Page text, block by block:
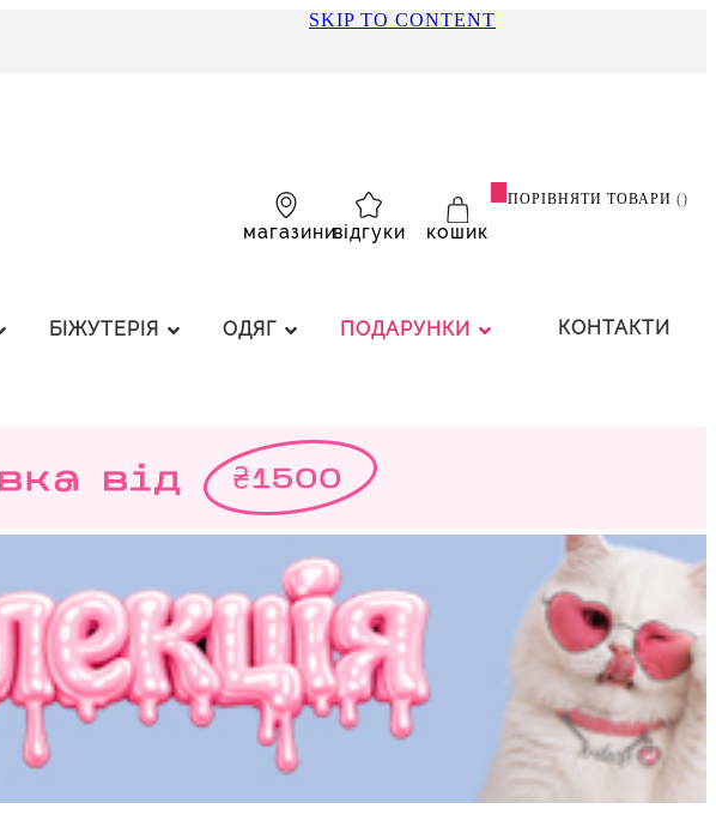
SKIP TO CONTENT
ПОРІВНЯТИ ТОВАРИ
магазинивідгуки кошик
БІЖУТЕРІЯ ОДЯГ ПОДАРУНКИ КОНТАКТИ